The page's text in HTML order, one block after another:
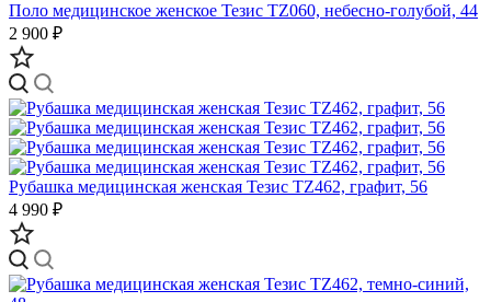
Поло медицинское женское Тезис TZ060, небесно-голубой, 44
2 900 ₽
Рубашка медицинская женская Тезис TZ462, графит, 56
4 990 ₽